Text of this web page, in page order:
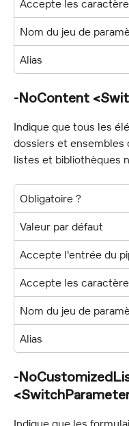
Accepte les
Nom du jeu de
Alias
-NoContent
Indique que tous les
dossiers et ensembles
listes et bibliothèques
Obligatoire ?
Valeur par défaut
Accepte l'entrée du
Accepte les
Nom du jeu de
Alias
-
Indique que les